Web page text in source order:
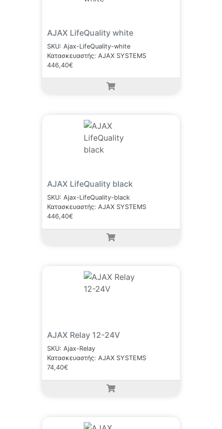
AJAX LifeQuality white
SKU: Ajax-LifeQuality-white
Κατασκευαστής: AJAX SYSTEMS
446,40€
AJAX LifeQuality black
SKU: Ajax-LifeQuality-black
Κατασκευαστής: AJAX SYSTEMS
446,40€
AJAX Relay 12-24V
SKU: Ajax-Relay
Κατασκευαστής: AJAX SYSTEMS
74,40€